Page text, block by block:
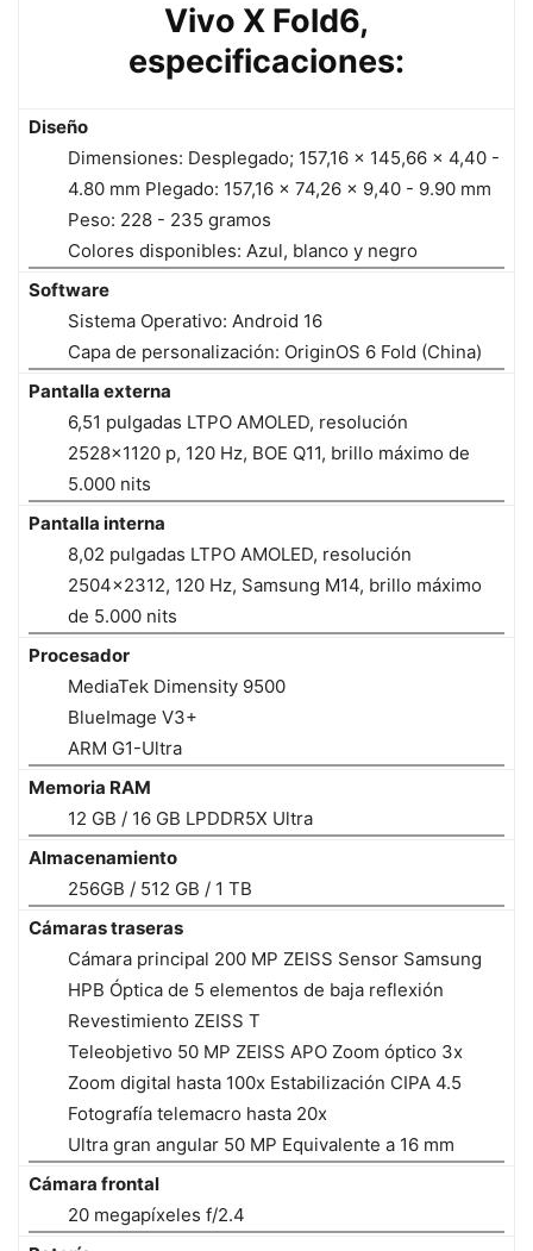
Vivo X Fold6,
especificaciones:
Diseño
Dimensiones: Desplegado; 157,16 x 145,66 x 4,40 -
4.80 mm Plegado: 157,16 x 74,26 x 9,40 - 9.90 mm
Peso: 228 - 235 gramos
Colores disponibles: Azul, blanco y negro
Software
Sistema Operativo: Android 16
Capa de personalización: OriginOS 6 Fold (China)
Pantalla externa
6,51 pulgadas LTPO AMOLED, resolución
2528x1120 p, 120 Hz, BOE Q11, brillo máximo de
5.000 nits
Pantalla interna
8,02 pulgadas LTPO AMOLED, resolución
2504x2312, 120 Hz, Samsung M14, brillo máximo
de 5.000 nits
Procesador
MediaTek Dimensity 9500
BlueImage V3+
ARM G1-Ultra
Memoria RAM
12 GB / 16 GB LPDDR5X Ultra
Almacenamiento
256GB / 512 GB / 1 TB
Cámaras traseras
Cámara principal 200 MP ZEISS Sensor Samsung
HPB Óptica de 5 elementos de baja reflexión
Revestimiento ZEISS T
Teleobjetivo 50 MP ZEISS APO Zoom óptico 3x
Zoom digital hasta 100x Estabilización CIPA 4.5
Fotografía telemacro hasta 20x
Ultra gran angular 50 MP Equivalente a 16 mm
Cámara frontal
20 megapíxeles f/2.4